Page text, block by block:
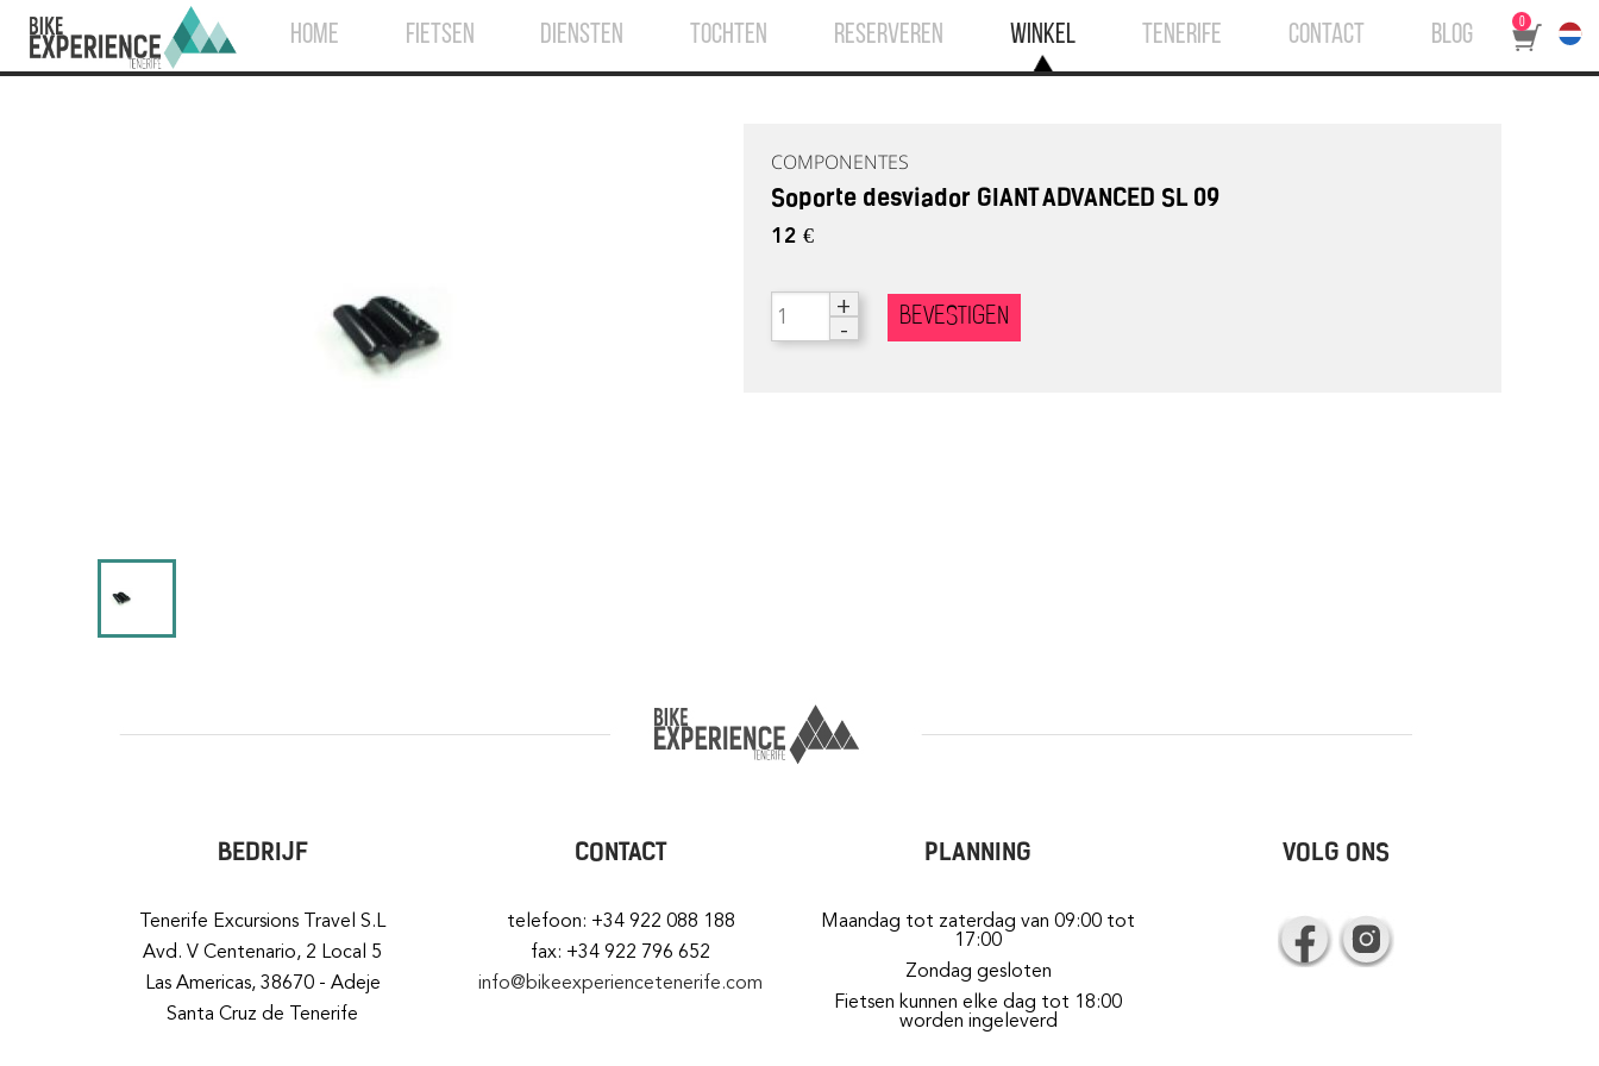
HOME FIETSEN DIENSTEN TOCHTEN RESERVEREN WINKEL TENERIFE CONTACT BLOG 0
COMPONENTES
Soporte desviador GIANT ADVANCED SL 09
12 €
+
-
BEVESTIGEN
BEDRIJF
Tenerife Excursions Travel S.L
Avd. V Centenario, 2 Local 5
Las Americas, 38670 - Adeje
Santa Cruz de Tenerife
CONTACT
telefoon: +34 922 088 188
fax: +34 922 796 652
info@bikeexperiencetenerife.com
PLANNING
Maandag tot zaterdag van 09:00 tot
17:00
Zondag gesloten
Fietsen kunnen elke dag tot 18:00
worden ingeleverd
VOLG ONS